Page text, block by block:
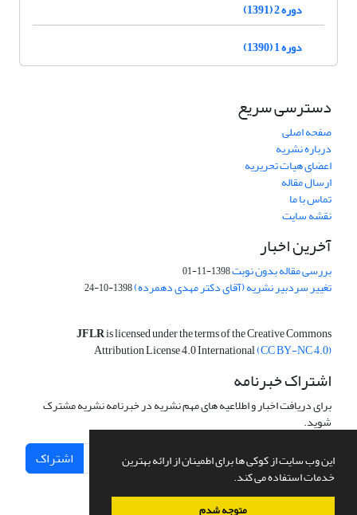
این وب سایت از کوکی ها برای اطمینان از ارائه بهترین
خدمات استفاده می کند.
متوجه شدم
دوره 2 (1391)
دوره 1 (1390)
دسترسی سریع
صفحه اصلی
درباره نشریه
اعضای هیات تحریریه
ارسال مقاله
تماس با ما
نقشه سایت
آخرین اخبار
بررسی مقاله بدون نوبت1398-11-01
تغییر سردبیر نشریه (آقای دکتر مهدی دهمرده)1398-10-24
JFLRis licensed under the terms of the Creative Commons
Attribution License 4.0 International(CC BY-NC 4.0)
اشتراک خبرنامه
برای دریافت اخبار و اطلاعیه های مهم نشریه در خبرنامه نشریه مشترک
شوید.
اشتراک